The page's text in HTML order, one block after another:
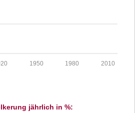
2010
1980
1950
jährlich in %: